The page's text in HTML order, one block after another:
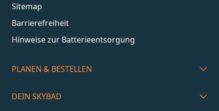
Sitemap
Barrierefreiheit
Hinweise zur Batterieentsorgung
PLANEN & BESTELLEN
DEIN SKYBAD